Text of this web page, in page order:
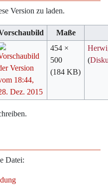
Version zu laden.
Maße
454 ×
500
(184 KB)
(
Datei: